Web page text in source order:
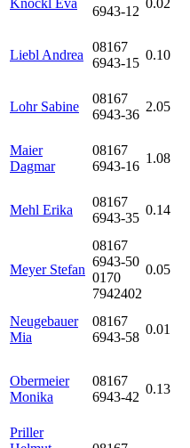
Knöckl Eva
6943-12
0.02
Liebl Andrea
08167
6943-15
0.10
Lohr Sabine
08167
6943-36
2.05
Maier
Dagmar
08167
6943-16
1.08
Mehl Erika
08167
6943-35
0.14
Meyer Stefan
08167
6943-50
0170
7942402
0.05
Neugebauer
Mia
08167
6943-58
0.01
Obermeier
Monika
08167
6943-42
0.13
Priller